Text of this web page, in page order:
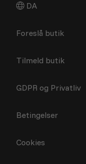
DA
Foreslå butik
Tilmeld butik
GDPR og Privatliv
Betingelser
Cookies